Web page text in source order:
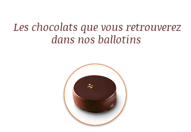
Les chocolats que vous retrouverez
dans nos ballotins